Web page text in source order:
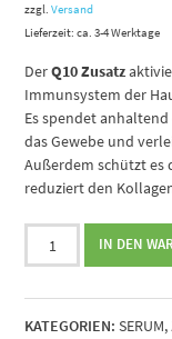
zzgl.Versand
Lieferzeit: ca. 3-4 Werktage
DerQ10 Zusatz
Immunsystem der
Es spendet
das Gewebe und
Außerdem schützt
reduziert den
Skincare
Treatment,
30ml
IN DEN
KATEGORIEN: SERUM,